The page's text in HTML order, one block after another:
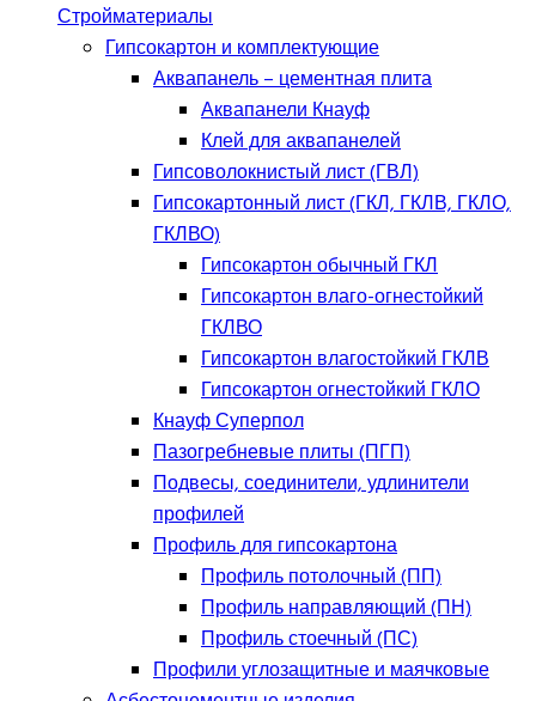
Стройматериалы
Гипсокартон и комплектующие
Аквапанель – цементная плита
Аквапанели Кнауф
Клей для аквапанелей
Гипсоволокнистый лист (ГВЛ)
Гипсокартонный лист (ГКЛ, ГКЛВ, ГКЛО,
ГКЛВО)
Гипсокартон обычный ГКЛ
Гипсокартон влаго-огнестойкий
ГКЛВО
Гипсокартон влагостойкий ГКЛВ
Гипсокартон огнестойкий ГКЛО
Кнауф Суперпол
Пазогребневые плиты (ПГП)
Подвесы, соединители, удлинители
профилей
Профиль для гипсокартона
Профиль потолочный (ПП)
Профиль направляющий (ПН)
Профиль стоечный (ПС)
Профили углозащитные и маячковые